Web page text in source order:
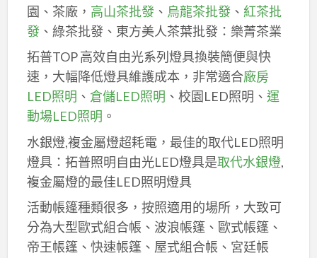
園、茶廠， 高山茶批發、 烏龍茶批發、 紅茶批
發、綠茶批發、東方美人茶葉批發：樂菁茶業
拓普TOP 高效自由光系列燈具換裝簡便與快
速，大幅降低燈具維護成本，非常適合廠房
LED照明 、 倉儲LED照明 、校園LED照明、 運
動場LED照明 。
水銀燈,複金屬燈超耗電，最佳的取代LED照明
燈具：拓普照明自由光LED燈具是取代水銀燈,
複金屬燈的最佳LED照明燈具
活動帳篷種類很多，按照適用的場所，大致可
分為大型歐式組合帳、波浪帳篷、歐式帳篷、
帝王帳篷、快速帳篷、屋式組合帳、宮廷帳